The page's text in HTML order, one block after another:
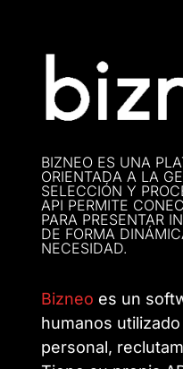
BIZNEO ES UNA
ORIENTADA A LA
SELECCIÓN Y
API PERMITE
PARA PRESENTAR
DE FORMA
NECESIDAD.
Bizneo es un
humanos
personal,